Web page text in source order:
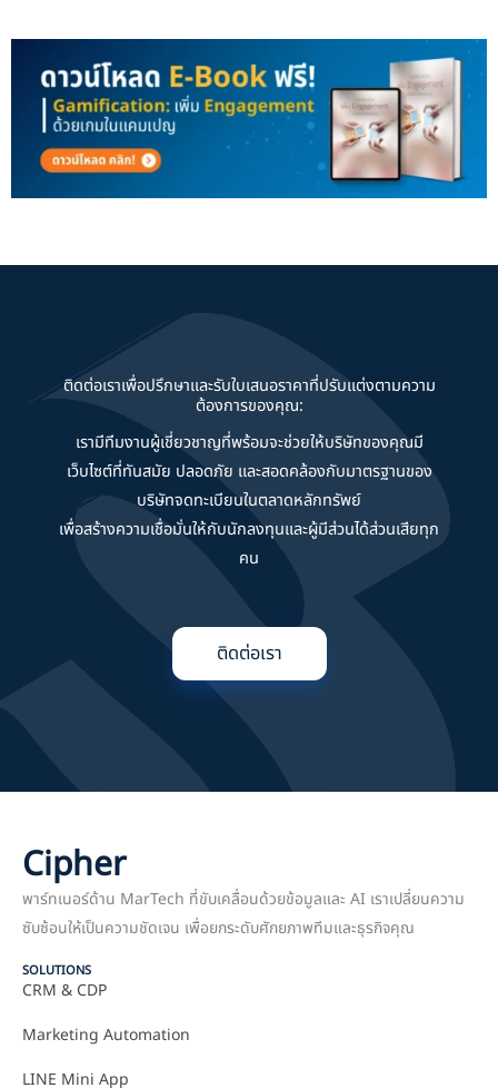
ติดต่อเราเพื่อปรึกษาและรับใบเสนอราคาที่ปรับแต่งตามความ
ต้องการของคุณ:
เรามีทีมงานผู้เชี่ยวชาญที่พร้อมจะช่วยให้บริษัทของคุณมี
เว็บไซต์ที่ทันสมัย ปลอดภัย และสอดคล้องกับมาตรฐานของ
บริษัทจดทะเบียนในตลาดหลักทรัพย์
เพื่อสร้างความเชื่อมั่นให้กับนักลงทุนและผู้มีส่วนได้ส่วนเสียทุก
คน
ติดต่อเรา
Cipher
พาร์ทเนอร์ด้าน MarTech ที่ขับเคลื่อนด้วยข้อมูลและ AI เราเปลี่ยนความ
ซับซ้อนให้เป็นความชัดเจน เพื่อยกระดับศักยภาพทีมและธุรกิจคุณ
SOLUTIONS
CRM & CDP
Marketing Automation
LINE Mini App